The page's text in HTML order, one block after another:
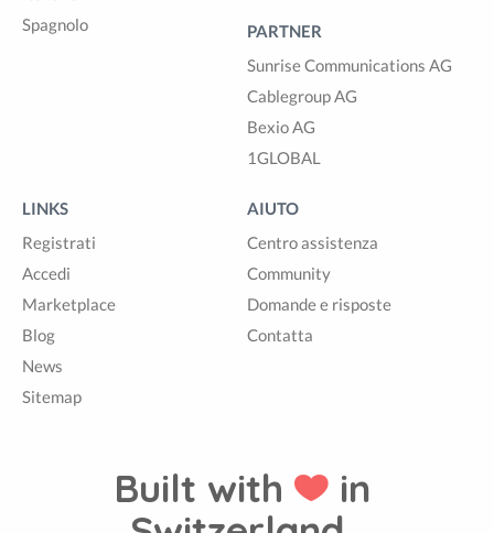
Spagnolo
PARTNER
Sunrise Communications AG
Cablegroup AG
Bexio AG
1GLOBAL
LINKS
Registrati
Accedi
Marketplace
Blog
News
Sitemap
AIUTO
Centro assistenza
Community
Domande e risposte
Contatta
Built with
in